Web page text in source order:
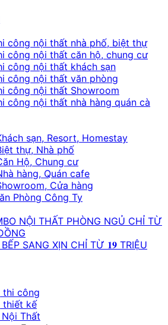
công nội thất nhà phố, biệt thự
công nội thất căn hộ, chung cư
công nội thất khách sạn
công nội thất văn phòng
công nội thất Showroom
công nội thất nhà hàng quán cà
sạn, Resort, Homestay
thự, Nhà phố
Hộ, Chung cư
hàng, Quán cafe
Cửa hàng
Phòng Công Ty
NỘI THẤT PHÒNG NGỦ CHỈ TỪ
SANG XỊN CHỈ TỪ 𝟏𝟗 TRIỆU
thi công
thiết kế
Thất